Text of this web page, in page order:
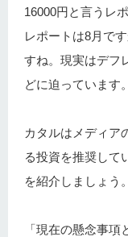
16000円と言うレ
レポートは8月で
すね。現実はデフ
どに迫っています。
カタルはメディア
る投資を推奨して
を紹介しましょう。
「現在の懸念事